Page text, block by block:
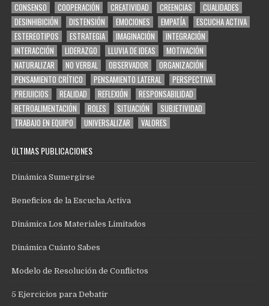
CONSENSO
COOPERACIÓN CREATIVIDAD CREENCIAS
CUALIDADES
DESINHIBICIÓN
DISTENSIÓN EMOCIONES EMPATÍA
ESCUCHA ACTIVA
ESTEREOTIPOS
ESTRATEGIA IMAGINACIÓN
INTEGRACIÓN
INTERACCIÓN
LIDERAZGO LLUVIA DE IDEAS
MOTIVACIÓN
NATURALIZAR
NO VERBAL OBSERVADOR
ORGANIZACIÓN
PENSAMIENTO CRÍTICO
PENSAMIENTO LATERAL
PERSPECTIVA
PREJUICIOS
REALIDAD REFLEXIÓN
RESPONSABILIDAD
RETROALIMENTACIÓN
ROLES SITUACIÓN
SUBJETIVIDAD
TRABAJO EN EQUIPO
UNIVERSALIZAR VALORES
ÚLTIMAS PUBLICACIONES
Dinámica Sumergirse
Beneficios de la Escucha Activa
Dinámica Los Materiales Limitados
Dinámica Cuánto Sabes
Modelo de Resolución de Conflictos
5 Ejercicios para Debatir